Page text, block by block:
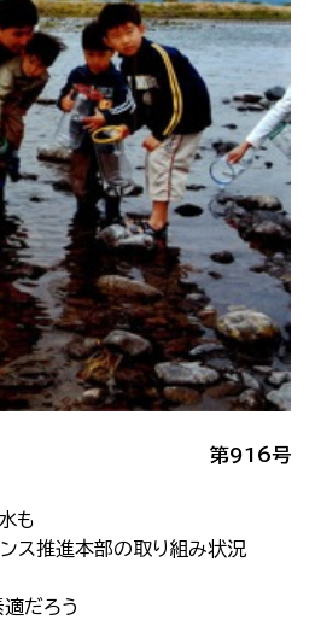
第916号
も
ス推進本部の取り組み状況
だろう